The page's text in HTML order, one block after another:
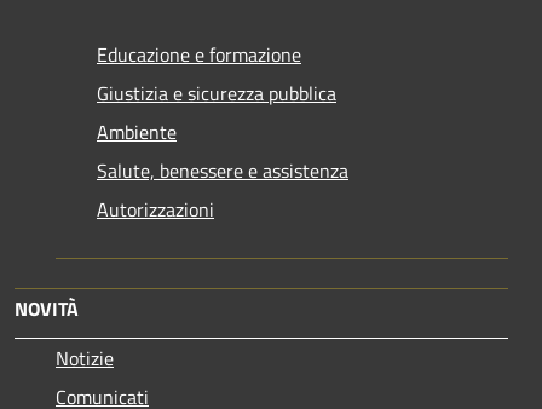
Educazione e formazione
Giustizia e sicurezza pubblica
Ambiente
Salute, benessere e assistenza
Autorizzazioni
NOVITÀ
Notizie
Comunicati